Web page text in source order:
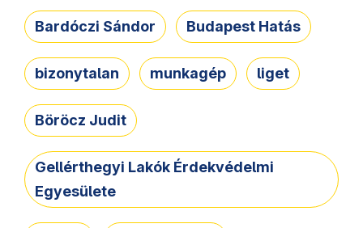
Bardóczi Sándor Budapest Hatás
bizonytalan munkagép liget
Böröcz Judit
Gellérthegyi Lakók Érdekvédelmi
Egyesülete